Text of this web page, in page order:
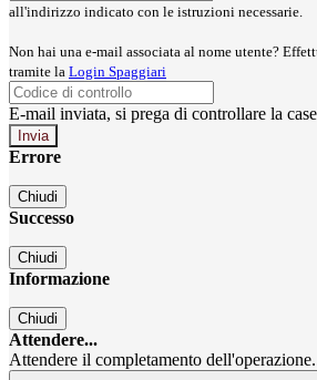
all'indirizzo indicato con le istruzioni necessarie.
Non hai una e-mail associata al nome utente?
tramite la Login Spaggiari
E-mail inviata, si prega di controllare la
Errore
Chiudi
Successo
Chiudi
Informazione
Chiudi
Attendere...
Attendere il completamento